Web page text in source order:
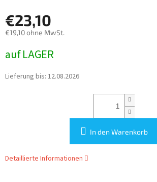
€23,10
€19,10 ohne MwSt.
auf LAGER
Lieferung bis: 12.08.2026
In den Warenkorb
Detaillierte Informationen